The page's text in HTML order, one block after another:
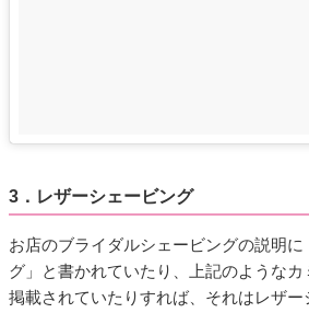
3．レザーシェービング
お店のブライダルシェービングの説明
グ」と書かれていたり、上記のような
掲載されていたりすれば、それはレザー